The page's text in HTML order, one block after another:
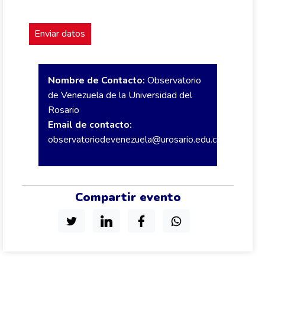
Nombre de Contacto: Observatorio
de Venezuela de la Universidad del
Rosario
Email de contacto:
observatoriodevenezuela@urosario.edu.co
Compartir evento